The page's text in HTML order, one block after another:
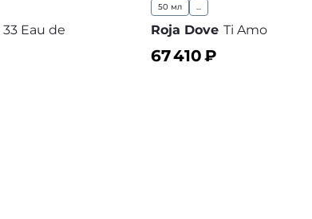
33 Eau de
50 мл ...
Roja Dove Ti Amo
67 410₽